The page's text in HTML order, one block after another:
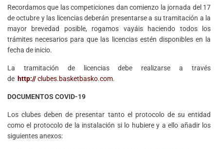
Recordamos que las competiciones dan comienzo la jornada del 17
de octubre y las licencias deberán presentarse a su tramitación a la
mayor brevedad posible, rogamos vayáis haciendo todos los
trámites necesarios para que las licencias estén disponibles en la
fecha de inicio.
La tramitación de licencias debe realizarse a través
de http://clubes.basketbasko.com.
DOCUMENTOS COVID-19
Los clubes deben de presentar tanto el protocolo de su entidad
como el protocolo de la instalación si lo hubiere y a ello añadir los
siguientes anexos: